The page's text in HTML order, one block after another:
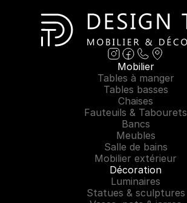
Mobilier
Tables à manger
Tables basses
Chaises
Fauteuils & Tabourets
Bancs
Meubles
Salle de bains
Mobilier extérieur
Décoration
Luminaires
Statues & sculptures